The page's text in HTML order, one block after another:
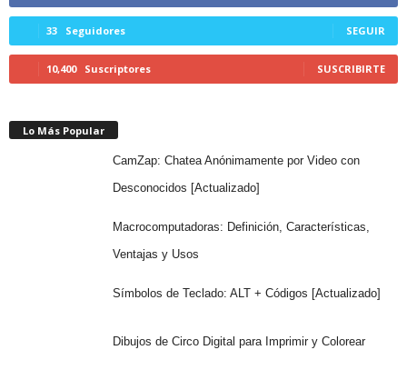
33 Seguidores SEGUIR
10,400 Suscriptores SUSCRIBIRTE
Lo Más Popular
CamZap: Chatea Anónimamente por Video con
Desconocidos [Actualizado]
Macrocomputadoras: Definición, Características,
Ventajas y Usos
Símbolos de Teclado: ALT + Códigos [Actualizado]
Dibujos de Circo Digital para Imprimir y Colorear